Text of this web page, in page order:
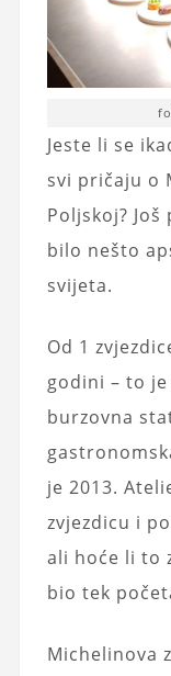
Jeste li se
svi pričaju o
Poljskoj?
bilo nešto
svijeta.
Od 1
godini – to
burzovna
je 2013.
zvjezdicu i
ali hoće li to
bio tek
Michelinova